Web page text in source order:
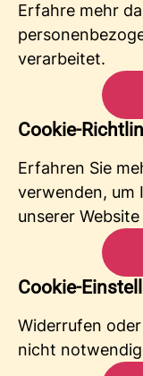
Erfahre mehr
verarbeitet.
Cookie-
Erfahren Sie
verwenden, um
unserer
Cookie-
Widerrufen
nicht